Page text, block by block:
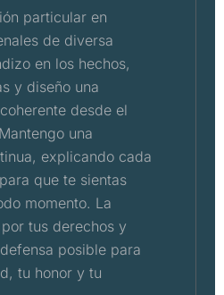
particular en
de diversa
en los hechos,
y diseño una
desde el
una
explicando cada
que te sientas
momento. La
tus derechos y
posible para
tu honor y tu